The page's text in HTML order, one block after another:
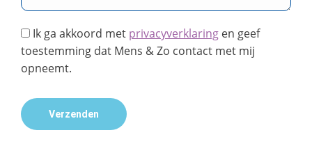
Ik ga akkoord met privacyverklaring en geef
toestemming dat Mens & Zo contact met mij
opneemt.